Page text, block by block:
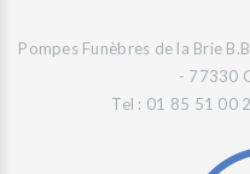
Pompes Funèbres de la Brie
- 77330
Tel : 01 85 51 00